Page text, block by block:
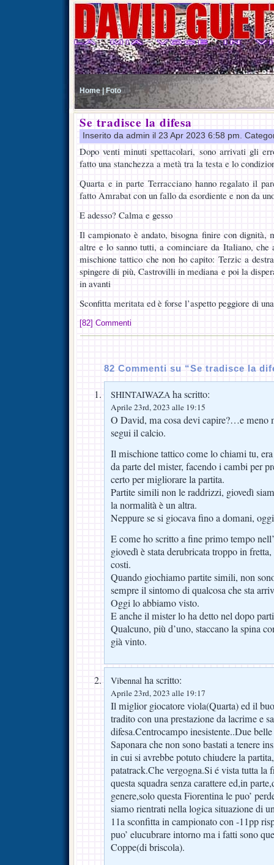
Home | Foto
Se tradisce la difesa
Inserito da admin il 23 Apr 2023 6:58 pm.
Dopo venti minuti spettacolari, sono arrivati gli
fatto una stanchezza a metà tra la testa e lo
Quarta e in parte Terracciano hanno regalato il
fatto Amrabat con un fallo da esordiente e non da
E adesso? Calma e gesso
Il campionato è andato, bisogna finire con dignità,
altre e lo sanno tutti, a cominciare da Italiano, che
mischione tattico che non ho capito: Terzic a
spingere di più, Castrovilli in mediana e poi la
in avanti
Sconfitta meritata ed è forse l’aspetto peggiore di
[82] Commenti
82 Commenti su “Se tradisce la
SHINTAIWAZA ha scritto:
Aprile 23rd, 2023 alle 19:15
O David, ma cosa devi capire?…e meno
segui il calcio.
Il mischione tattico come lo chiami tu,
da parte del mister, facendo i cambi per
certo per migliorare la partita.
Partite simili non le raddrizzi, giovedì
la normalità è un altra.
Neppure se si giocava fino a domani,
E come ho scritto a fine primo tempo
giovedì è stata derubricata troppo in
costi.
Quando giochiamo partite simili, non
sempre il sintomo di qualcosa che sta
Oggi lo abbiamo visto.
E anche il mister lo ha detto nel dopo
Qualcuno, più d’uno, staccano la spina
già vinto.
Vibennal ha scritto:
Aprile 23rd, 2023 alle 19:17
Il miglior giocatore viola(Quarta) ed il
tradito con una prestazione da lacrime e
difesa.Centrocampo inesistente..Due
Saponara che non sono bastati a tenere
in cui si avrebbe potuto chiudere la
patatrack.Che vergogna.Si é vista tutta la
questa squadra senza carattere ed,in
genere,solo questa Fiorentina le puo’
siamo rientrati nella logica situazione di
11a sconfitta in campionato con -11pp
puo’ elucubrare intorno ma i fatti sono
Coppe(di briscola).